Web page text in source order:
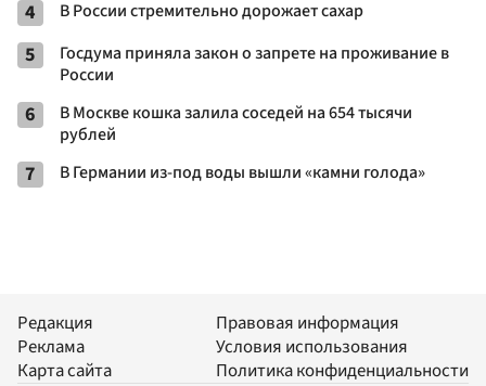
4 В России стремительно дорожает сахар
5
Госдума приняла закон о запрете на проживание в
России
6
В Москве кошка залила соседей на 654 тысячи
рублей
7 В Германии из-под воды вышли «камни голода»
Редакция
Реклама
Карта сайта
Правовая информация
Условия использования
Политика конфиденциальности